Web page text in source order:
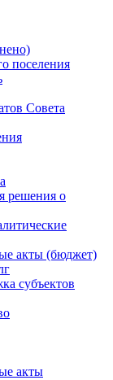
поселения
Совета
решения о
акты (бюджет)
субъектов
акты